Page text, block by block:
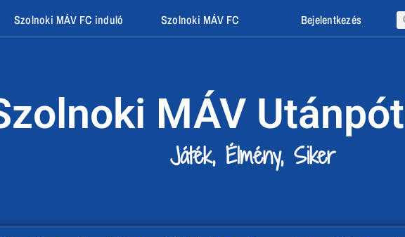
Szolnoki MÁV FC induló Szolnoki MÁV FC Bejelentkezés
MÁV
Játék, Élmény, Siker